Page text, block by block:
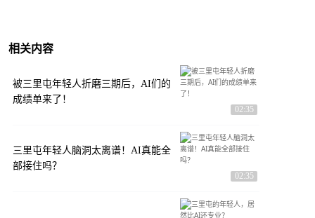
相关内容
被三里屯年轻人折磨三期后，AI们的
成绩单来了！
02:35
三里屯年轻人脑洞太离谱！AI真能全
部接住吗？
02:35